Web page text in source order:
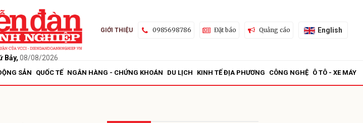
Bảy, 08/08/2026
GIỚI THIỆU 0985698786 Đặt báo Quảng cáo English
SẢN QUỐC TẾ NGÂN HÀNG - CHỨNG KHOÁN DU LỊCH KINH TẾ ĐỊA PHƯƠNG CÔNG NGHỆ Ô TÔ - XE MÁY